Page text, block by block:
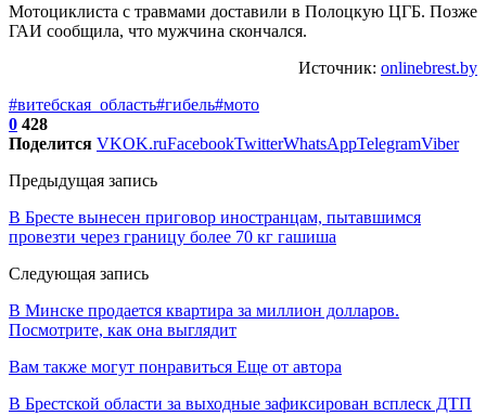
Мотоциклиста с травмами доставили в Полоцкую ЦГБ. Позже
ГАИ сообщила, что мужчина скончался.
Источник: onlinebrest.by
#витебская_область#гибель#мото
0 428
Поделится VKOK.ruFacebookTwitterWhatsAppTelegramViber
Предыдущая запись
В Бресте вынесен приговор иностранцам, пытавшимся
провезти через границу более 70 кг гашиша
Следующая запись
В Минске продается квартира за миллион долларов.
Посмотрите, как она выглядит
Вам также могут понравиться Еще от автора
В Брестской области за выходные зафиксирован всплеск ДТП